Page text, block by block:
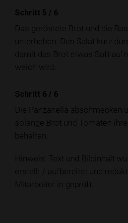
Schritt 5 / 6
Das geröstete Brot und die
unterheben. Den Salat kurz
damit das Brot etwas Saft
weich wird.
Schritt 6 / 6
Die Panzanella abschmecken
solange Brot und Tomaten
behalten.
Hinweis: Text und Bildinhalt
erstellt / aufbereitet und
Mitarbeiter:in geprüft.